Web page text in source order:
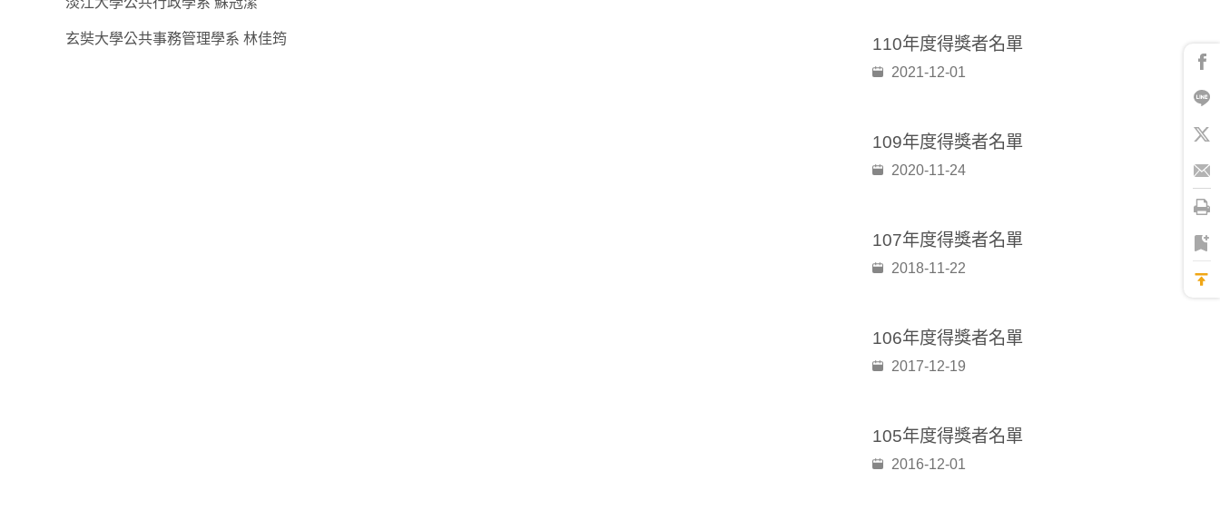
玄奘大學公共事務管理學系 林佳筠 110年度得獎者名單
2021-12-01
109年度得獎者名單
2020-11-24
107年度得獎者名單
2018-11-22
106年度得獎者名單
2017-12-19
105年度得獎者名單
2016-12-01